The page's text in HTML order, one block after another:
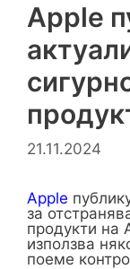
Apple
21.11.2024
Apple
за
продукти на
използва
поеме